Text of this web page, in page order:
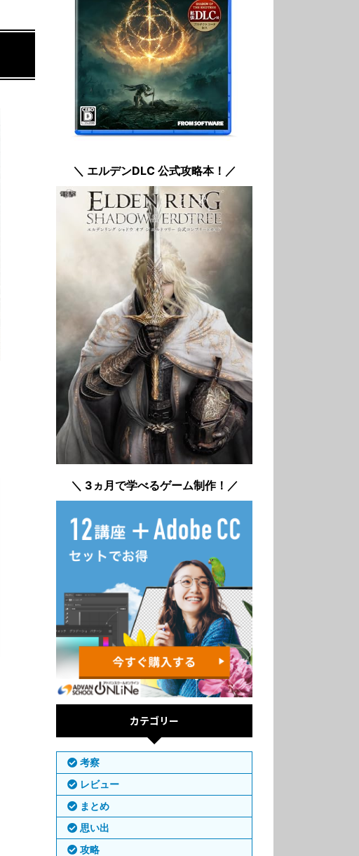
＼ エルデンDLC 公式攻略本！／
＼ 3ヵ月で学べるゲーム制作！／
カテゴリー
考察
レビュー
まとめ
思い出
攻略